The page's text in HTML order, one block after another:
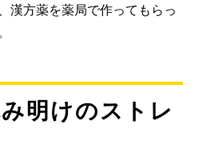
漢方薬を薬局で作ってもらっ
明けのストレ